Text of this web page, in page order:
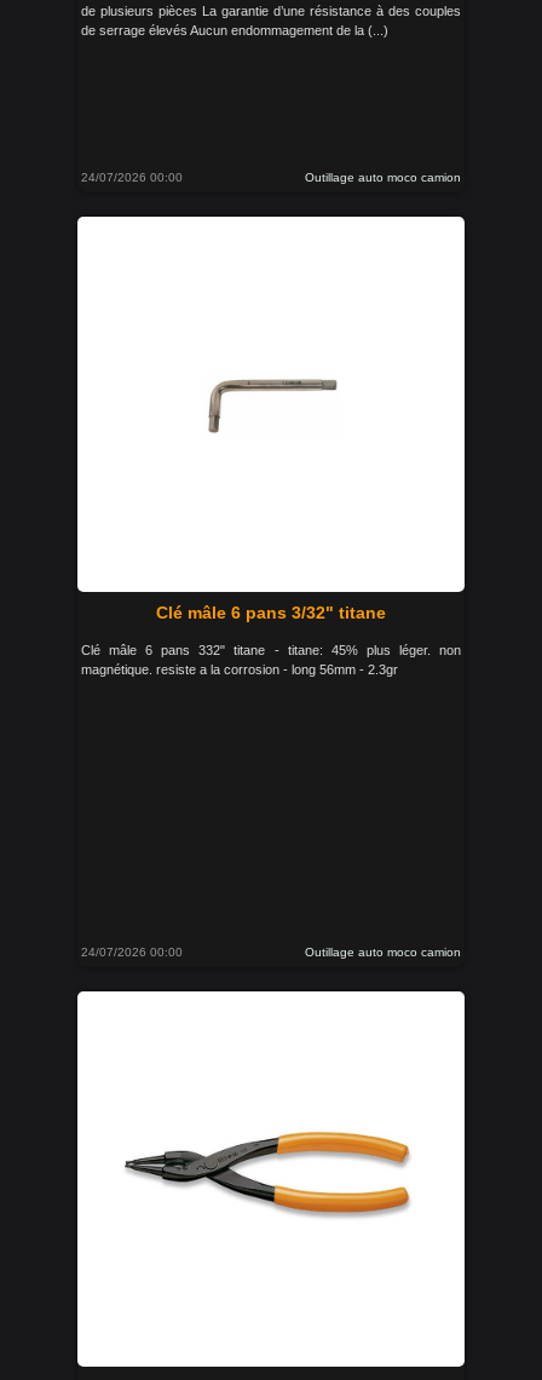
de plusieurs pièces La garantie d’une résistance à des couples
de serrage élevés Aucun endommagement de la (...)
24/07/2026 00:00 Outillage auto moco camion
Clé mâle 6 pans 3/32" titane
Clé mâle 6 pans 332" titane - titane: 45% plus léger. non
magnétique. resiste a la corrosion - long 56mm - 2.3gr
24/07/2026 00:00 Outillage auto moco camion